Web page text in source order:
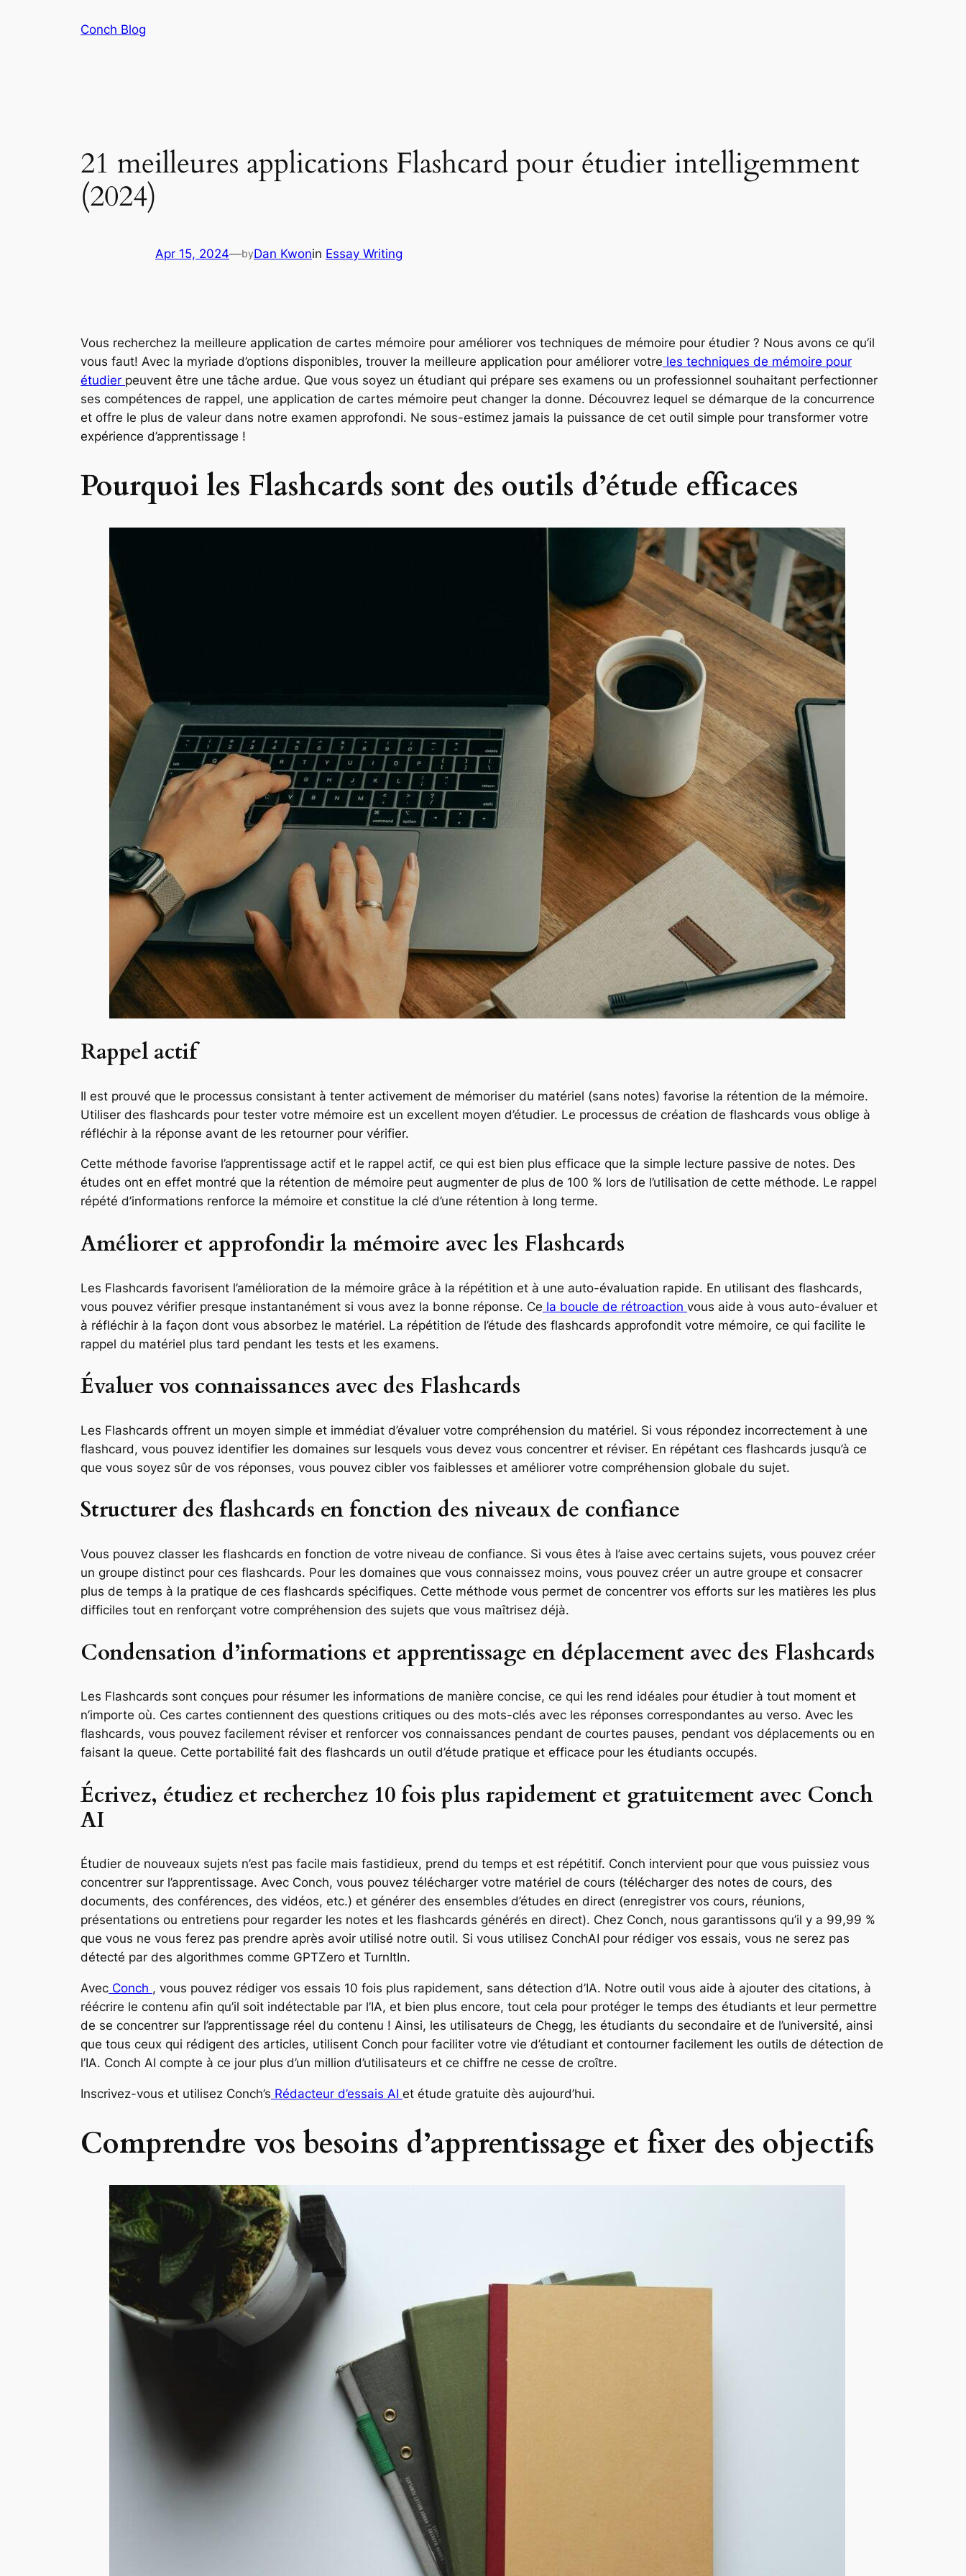
Conch Blog
21 meilleures applications Flashcard pour étudier intelligemment
(2024)
Apr 15, 2024—byDan Kwonin Essay Writing
Vous recherchez la meilleure application de cartes mémoire pour améliorer vos techniques de mémoire pour étudier ? Nous avons ce qu’il
vous faut! Avec la myriade d’options disponibles, trouver la meilleure application pour améliorer votre les techniques de mémoire pour
étudier peuvent être une tâche ardue. Que vous soyez un étudiant qui prépare ses examens ou un professionnel souhaitant perfectionner
ses compétences de rappel, une application de cartes mémoire peut changer la donne. Découvrez lequel se démarque de la concurrence
et offre le plus de valeur dans notre examen approfondi. Ne sous-estimez jamais la puissance de cet outil simple pour transformer votre
expérience d’apprentissage !
Pourquoi les Flashcards sont des outils d’étude efficaces
Rappel actif
Il est prouvé que le processus consistant à tenter activement de mémoriser du matériel (sans notes) favorise la rétention de la mémoire.
Utiliser des flashcards pour tester votre mémoire est un excellent moyen d’étudier. Le processus de création de flashcards vous oblige à
réfléchir à la réponse avant de les retourner pour vérifier.
Cette méthode favorise l’apprentissage actif et le rappel actif, ce qui est bien plus efficace que la simple lecture passive de notes. Des
études ont en effet montré que la rétention de mémoire peut augmenter de plus de 100 % lors de l’utilisation de cette méthode. Le rappel
répété d’informations renforce la mémoire et constitue la clé d’une rétention à long terme.
Améliorer et approfondir la mémoire avec les Flashcards
Les Flashcards favorisent l’amélioration de la mémoire grâce à la répétition et à une auto-évaluation rapide. En utilisant des flashcards,
vous pouvez vérifier presque instantanément si vous avez la bonne réponse. Ce la boucle de rétroaction vous aide à vous auto-évaluer et
à réfléchir à la façon dont vous absorbez le matériel. La répétition de l’étude des flashcards approfondit votre mémoire, ce qui facilite le
rappel du matériel plus tard pendant les tests et les examens.
Évaluer vos connaissances avec des Flashcards
Les Flashcards offrent un moyen simple et immédiat d’évaluer votre compréhension du matériel. Si vous répondez incorrectement à une
flashcard, vous pouvez identifier les domaines sur lesquels vous devez vous concentrer et réviser. En répétant ces flashcards jusqu’à ce
que vous soyez sûr de vos réponses, vous pouvez cibler vos faiblesses et améliorer votre compréhension globale du sujet.
Structurer des flashcards en fonction des niveaux de confiance
Vous pouvez classer les flashcards en fonction de votre niveau de confiance. Si vous êtes à l’aise avec certains sujets, vous pouvez créer
un groupe distinct pour ces flashcards. Pour les domaines que vous connaissez moins, vous pouvez créer un autre groupe et consacrer
plus de temps à la pratique de ces flashcards spécifiques. Cette méthode vous permet de concentrer vos efforts sur les matières les plus
difficiles tout en renforçant votre compréhension des sujets que vous maîtrisez déjà.
Condensation d’informations et apprentissage en déplacement avec des Flashcards
Les Flashcards sont conçues pour résumer les informations de manière concise, ce qui les rend idéales pour étudier à tout moment et
n’importe où. Ces cartes contiennent des questions critiques ou des mots-clés avec les réponses correspondantes au verso. Avec les
flashcards, vous pouvez facilement réviser et renforcer vos connaissances pendant de courtes pauses, pendant vos déplacements ou en
faisant la queue. Cette portabilité fait des flashcards un outil d’étude pratique et efficace pour les étudiants occupés.
Écrivez, étudiez et recherchez 10 fois plus rapidement et gratuitement avec Conch
AI
Étudier de nouveaux sujets n’est pas facile mais fastidieux, prend du temps et est répétitif. Conch intervient pour que vous puissiez vous
concentrer sur l’apprentissage. Avec Conch, vous pouvez télécharger votre matériel de cours (télécharger des notes de cours, des
documents, des conférences, des vidéos, etc.) et générer des ensembles d’études en direct (enregistrer vos cours, réunions,
présentations ou entretiens pour regarder les notes et les flashcards générés en direct). Chez Conch, nous garantissons qu’il y a 99,99 %
que vous ne vous ferez pas prendre après avoir utilisé notre outil. Si vous utilisez ConchAI pour rédiger vos essais, vous ne serez pas
détecté par des algorithmes comme GPTZero et TurnItIn.
Avec Conch , vous pouvez rédiger vos essais 10 fois plus rapidement, sans détection d’IA. Notre outil vous aide à ajouter des citations, à
réécrire le contenu afin qu’il soit indétectable par l’IA, et bien plus encore, tout cela pour protéger le temps des étudiants et leur permettre
de se concentrer sur l’apprentissage réel du contenu ! Ainsi, les utilisateurs de Chegg, les étudiants du secondaire et de l’université, ainsi
que tous ceux qui rédigent des articles, utilisent Conch pour faciliter votre vie d’étudiant et contourner facilement les outils de détection de
l’IA. Conch AI compte à ce jour plus d’un million d’utilisateurs et ce chiffre ne cesse de croître.
Inscrivez-vous et utilisez Conch’s Rédacteur d’essais AI et étude gratuite dès aujourd’hui.
Comprendre vos besoins d’apprentissage et fixer des objectifs